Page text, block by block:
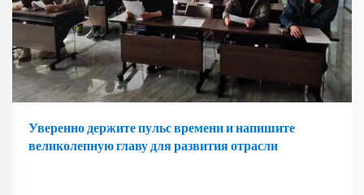
Уверенно держите пульс времени и напишите
великолепную главу для развития отрасли